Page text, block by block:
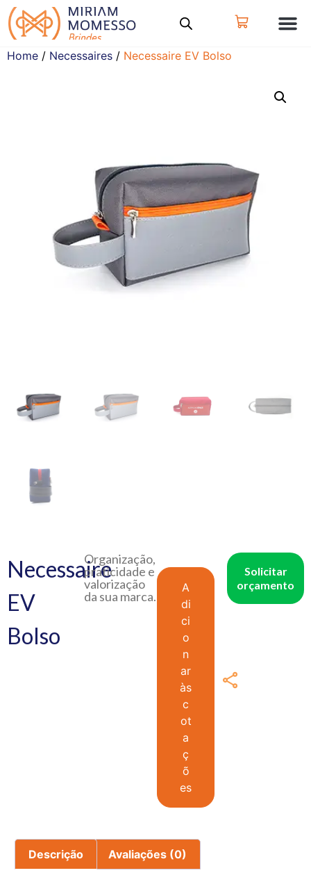
Home / Necessaires / Necessaire EV Bolso
Necessaire
EV
Bolso
Organização,
praticidade e
valorização
da sua marca.
A
di
ci
o
n
ar
às
c
ot
a
ç
õ
es
Solicitar
orçamento
Descrição Avaliações (0)